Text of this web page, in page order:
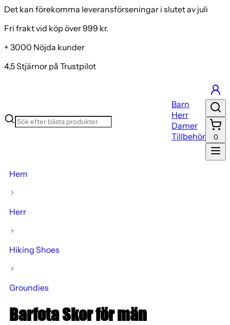
Det kan förekomma leveransförseningar i slutet av juli
Fri frakt vid köp över 999 kr.
+ 3000 Nöjda kunder
4,5 Stjärnor på Trustpilot
Barn
Herr
Damer
Tillbehör
0
Hem
Herr
Hiking Shoes
Groundies
Barfota Skor för män